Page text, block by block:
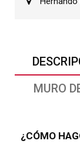
MURO
¿CÓMO